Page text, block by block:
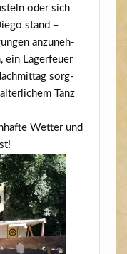
oder sich
stand –
anzu­neh­
ein Lager­feu­er
sorg­
Tanz
Wet­ter und